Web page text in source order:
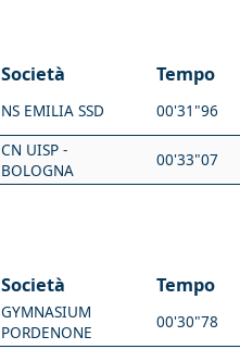
Società Tempo
NS EMILIA SSD 00'31"96
CN UISP -
BOLOGNA
00'33"07
Società Tempo
GYMNASIUM
PORDENONE
00'30"78